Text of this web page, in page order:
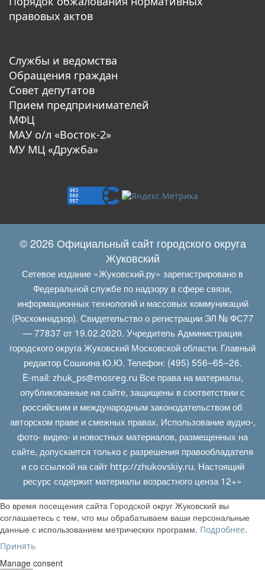
правовых актов
Службы и ведомства
Обращения граждан
Совет депутатов
Прием предпринимателей
МФЦ
МАУ о/л «Восток-2»
МУ МЦ «Дружба»
© 2026 Официальный сайт городского округа
Жуковский
Сетевое издание «Жуковский.ру» зарегистрировано в
Федеральной службе по надзору в сфере связи,
информационных технологий и массовых коммуникаций
(Роскомнадзор). Свидетельство о регистрации ЭЛ № ФС77
— 77837 от 19.02.2020. Учредитель Администрация
городского округа Жуковский Московской области. Главный
редактор Сошкина Ю.Ю. Телефон: (495) 556–65–26.
E‑mail: zhuk_ps@mosreg.ruВсе права на материалы,
опубликованные на сайте, защищены в соответствии с
российским и международным законодательством об
авторском праве и смежных правах. Использование аудио-,
фото- видео- и новостных материалов, размещенных на
сайте, допускается только с разрешения правообладателя
и со ссылкой на сайт http://zhukovskiy.ru. Настоящий
ресурс содержит материалы возрастного ценза 12+»
Во время посещения сайта Городской округ Жуковский вы
соглашаетесь с тем, что мы обрабатываем ваши персональные
данные с использованием метрических программ. Подробнее.
Принять
Manage consent